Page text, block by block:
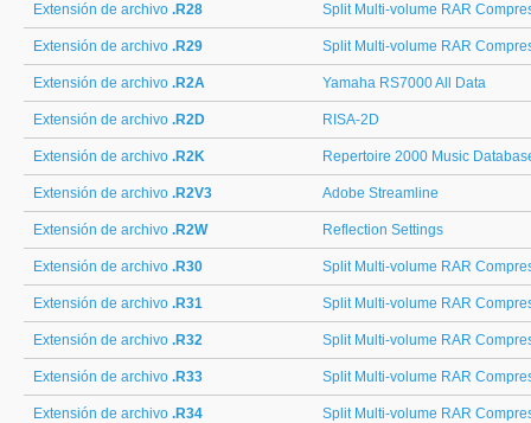
Extensión de archivo .R28 Split Multi-volume RAR
Extensión de archivo .R29 Split Multi-volume RAR
Extensión de archivo .R2A Yamaha RS7000 All Data
Extensión de archivo .R2D RISA-2D
Extensión de archivo .R2K Repertoire 2000 Music
Extensión de archivo .R2V3 Adobe Streamline
Extensión de archivo .R2W Reflection Settings
Extensión de archivo .R30 Split Multi-volume RAR
Extensión de archivo .R31 Split Multi-volume RAR
Extensión de archivo .R32 Split Multi-volume RAR
Extensión de archivo .R33 Split Multi-volume RAR
Extensión de archivo .R34 Split Multi-volume RAR